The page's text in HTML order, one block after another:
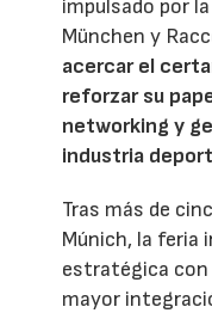
impulsado por
München y
acercar el
reforzar su
networking y
industria
Tras más de
Múnich, la feria
estratégica
mayor